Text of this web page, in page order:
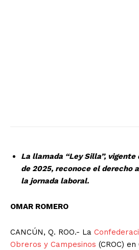
La llamada “Ley Silla”, vigente
de 2025, reconoce el derecho
la jornada laboral.
OMAR ROMERO
CANCÚN, Q. ROO.- La
Obreros y Campesinos (CROC)